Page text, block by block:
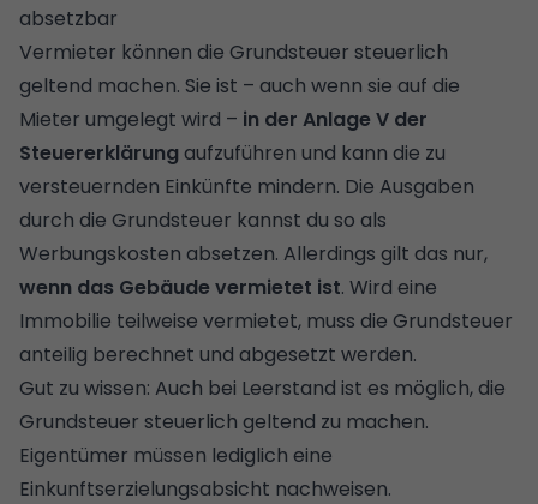
absetzbar
Vermieter können die Grundsteuer steuerlich
geltend machen. Sie ist – auch wenn sie auf die
Mieter umgelegt wird – in der Anlage V der
Steuererklärung aufzuführen und kann die zu
versteuernden Einkünfte mindern. Die Ausgaben
durch die Grundsteuer kannst du so als
Werbungskosten absetzen. Allerdings gilt das nur,
wenn das Gebäude vermietet ist. Wird eine
Immobilie teilweise vermietet, muss die Grundsteuer
anteilig berechnet und abgesetzt werden.
Gut zu wissen: Auch bei Leerstand ist es möglich, die
Grundsteuer steuerlich geltend zu machen.
Eigentümer müssen lediglich eine
Einkunftserzielungsabsicht nachweisen.